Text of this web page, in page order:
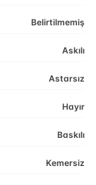
Belirtilmemiş
Askılı
Astarsız
Hayır
Baskılı
Kemersiz